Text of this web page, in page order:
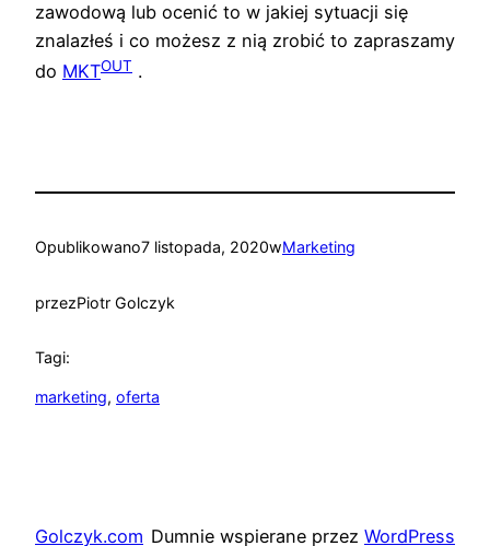
zawodową lub ocenić to w jakiej sytuacji się
znalazłeś i co możesz z nią zrobić to zapraszamy
do MKTOUT .
Opublikowano7 listopada, 2020wMarketing
przezPiotr Golczyk
Tagi:
marketing, oferta
Golczyk.com Dumnie wspierane przez WordPress